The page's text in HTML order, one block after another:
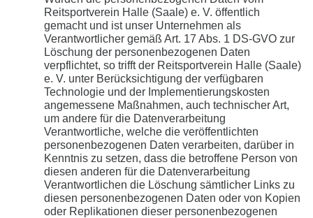
Reitsportverein Halle (Saale) e. V. öffentlich
gemacht und ist unser Unternehmen als
Verantwortlicher gemäß Art. 17 Abs. 1 DS-GVO zur
Löschung der personenbezogenen Daten
verpflichtet, so trifft der Reitsportverein Halle (Saale)
e. V. unter Berücksichtigung der verfügbaren
Technologie und der Implementierungskosten
angemessene Maßnahmen, auch technischer Art,
um andere für die Datenverarbeitung
Verantwortliche, welche die veröffentlichten
personenbezogenen Daten verarbeiten, darüber in
Kenntnis zu setzen, dass die betroffene Person von
diesen anderen für die Datenverarbeitung
Verantwortlichen die Löschung sämtlicher Links zu
diesen personenbezogenen Daten oder von Kopien
oder Replikationen dieser personenbezogenen